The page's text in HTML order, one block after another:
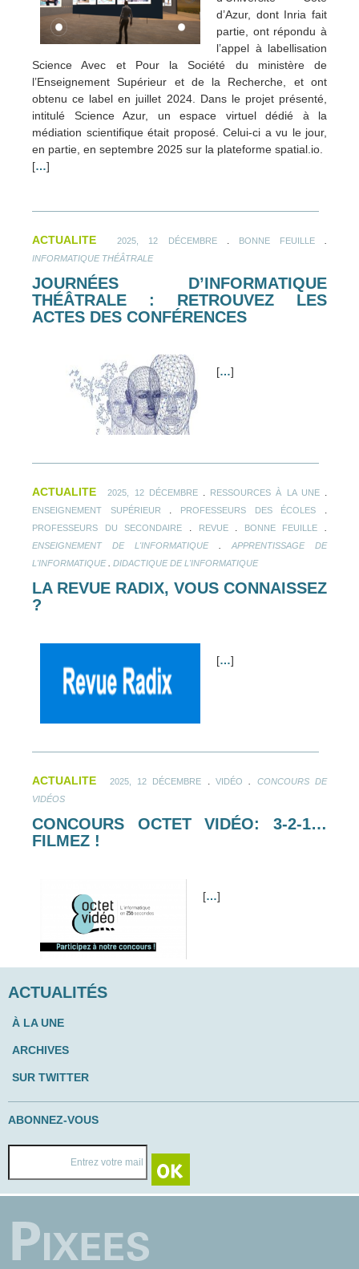
d’Azur, dont Inria fait
partie, ont répondu à
l’appel à labellisation
Science Avec et Pour la Société du ministère de
l’Enseignement Supérieur et de la Recherche, et ont
obtenu ce label en juillet 2024. Dans le projet présenté,
intitulé Science Azur, un espace virtuel dédié à la
médiation scientifique était proposé. Celui-ci a vu le jour,
en partie, en septembre 2025 sur la plateforme spatial.io.
[…]
ACTUALITE 2025, 12 DÉCEMBRE. BONNE FEUILLE.
INFORMATIQUE THÉÂTRALE
JOURNÉES D’INFORMATIQUE
THÉÂTRALE : RETROUVEZ LES
ACTES DES CONFÉRENCES
[…]
ACTUALITE 2025, 12 DÉCEMBRE. RESSOURCES À LA UNE.
ENSEIGNEMENT SUPÉRIEUR PROFESSEURS DES ÉCOLES
PROFESSEURS DU SECONDAIRE REVUE. BONNE FEUILLE
ENSEIGNEMENT DE L'INFORMATIQUE. APPRENTISSAGE DE
L'INFORMATIQUE. DIDACTIQUE DE L'INFORMATIQUE
LA REVUE RADIX, VOUS CONNAISSEZ
?
[…]
ACTUALITE 2025, 12 DÉCEMBRE .VIDÉO
CONCOURS DE
VIDÉOS
CONCOURS OCTET VIDÉO: 3-2-1…
FILMEZ !
[…]
ACTUALITÉS
À LA UNE
ARCHIVES
SUR TWITTER
ABONNEZ-VOUS